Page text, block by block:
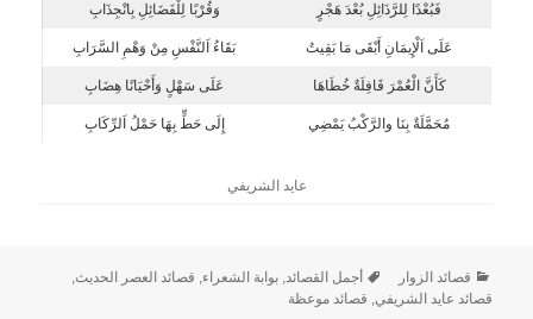
فَبُعْدًا لِلرَّذَائِلِ بُعْدَ هَجْرٍ وَقُرْبًا لِلْفَضَائِلِ بِانْجِذَابِ
عَلَى اَلْإِيمَانِ أَبْقَى مَا بَقِيتُ بَقَاءُ اَلنَّفْسِ مِنْ وَهْمِ السَّرَابِ
كَأَنَّ الْعُمْرَ قَافِلَةٌ خُطَاهَا عَلَى سَهْلٍ وَأَحْيَانًا هِضَابِ
مُحَمَّلَةٌ بِنَا والرَّكْبُ يَمْضِي إِلَى حَطٍّ بِهَا حَمْلُ اَلرِّكَابِ
عايد الشريفي
قصائد الزوار أجمل القصائد,بوابة الشعراء, قصائد العصر الحديث,
قصائد عايد الشريفي, قصائد موعظة